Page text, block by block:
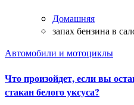
Домашняя
запах бензина в
Автомобили и мотоциклы
Что произойдет, если вы
стакан белого уксуса?